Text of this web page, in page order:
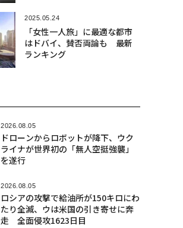
2025.05.24
「女性一人旅」に最適な都市
はドバイ、賛否両論も 最新
ランキング
2026.08.05
ドローンからロボットが降下、ウク
ライナが世界初の「無人空挺強襲」
を遂行
2026.08.05
ロシアの攻撃で給油所が150キロにわ
たり全滅、ウは米国の引き寄せに奔
走 全面侵攻1623日目